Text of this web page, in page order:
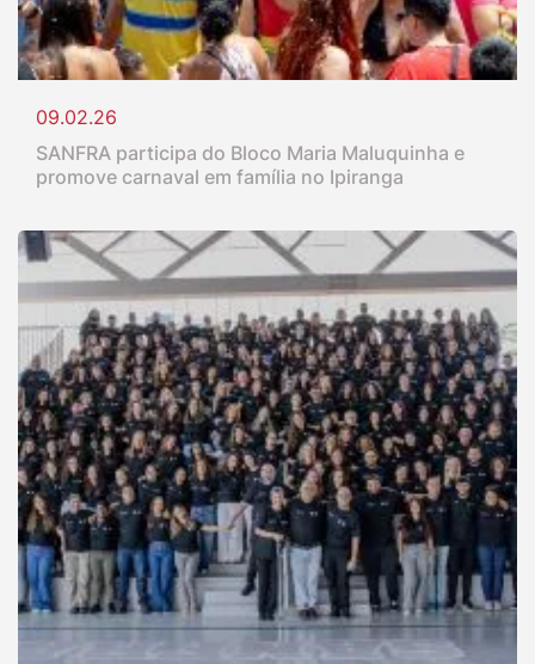
09.02.26
SANFRA participa do Bloco Maria Maluquinha e
promove carnaval em família no Ipiranga